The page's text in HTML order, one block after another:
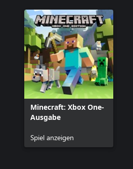
Minecraft: Xbox One-
Ausgabe
Spiel anzeigen